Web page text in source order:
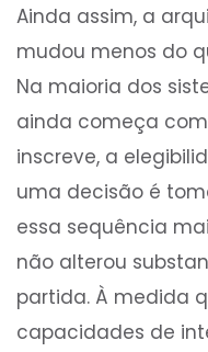
Ainda assim, a
mudou menos do
Na maioria dos
ainda começa
inscreve, a
uma decisão é
essa sequência
não alterou
partida. À medida
capacidades de